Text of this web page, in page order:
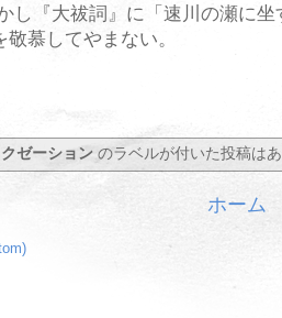
し『大祓詞』に「速川の瀬に
敬慕してやまない。
クゼーション のラベルが付いた投稿はあ
ホーム